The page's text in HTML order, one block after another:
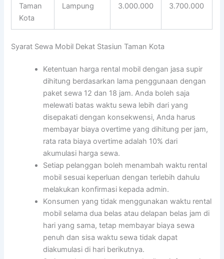
Taman
Kota
Lampung 3.000.000 3.700.000
Syarat Sewa Mobil Dekat Stasiun Taman Kota
Ketentuan harga rental mobil dengan jasa supir
dihitung berdasarkan lama penggunaan dengan
paket sewa 12 dan 18 jam. Anda boleh saja
melewati batas waktu sewa lebih dari yang
disepakati dengan konsekwensi, Anda harus
membayar biaya overtime yang dihitung per jam,
rata rata biaya overtime adalah 10% dari
akumulasi harga sewa.
Setiap pelanggan boleh menambah waktu rental
mobil sesuai keperluan dengan terlebih dahulu
melakukan konfirmasi kepada admin.
Konsumen yang tidak menggunakan waktu rental
mobil selama dua belas atau delapan belas jam di
hari yang sama, tetap membayar biaya sewa
penuh dan sisa waktu sewa tidak dapat
diakumulasi di hari berikutnya.